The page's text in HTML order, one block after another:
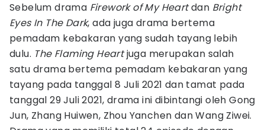
Sebelum drama Firework of My Heartdan Bright
Eyes In The Dark, ada juga drama bertema
pemadam kebakaran yang sudah tayang lebih
dulu. The Flaming Heartjuga merupakan salah
satu drama bertema pemadam kebakaran yang
tayang pada tanggal 8 Juli 2021 dan tamat pada
tanggal 29 Juli 2021, drama ini dibintangi oleh Gong
Jun, Zhang Huiwen, Zhou Yanchen dan Wang Ziwei.